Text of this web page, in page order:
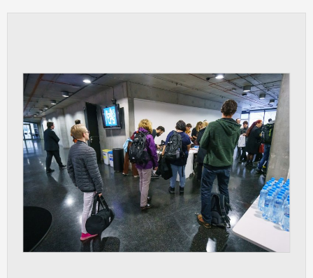
statistických údajů, které nám pomáhají
vylepšovat naše aplikace. Zpravidla jde o
cookies systémů třetích stran, které k
těmto účelům využíváme.
MARKETINGOVÉ
Využívané za účelem zobrazení
správných nabídek a cílení obsahu podle
Vašich preferencí. Zpravidla jde o
cookies systémů třetích stran, které nám
s analýzou uživatelského chování